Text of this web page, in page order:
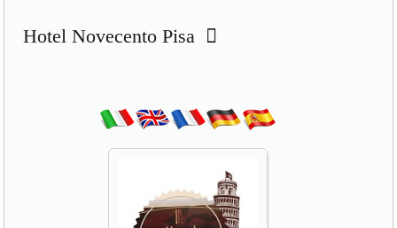
Hotel Novecento Pisa